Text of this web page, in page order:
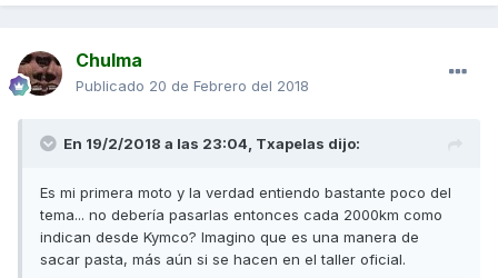
Chulma
Publicado 20 de Febrero del 2018
En 19/2/2018 a las 23:04, Txapelas dijo:
Es mi primera moto y la verdad entiendo bastante poco del
tema... no debería pasarlas entonces cada 2000km como
indican desde Kymco? Imagino que es una manera de
sacar pasta, más aún si se hacen en el taller oficial.